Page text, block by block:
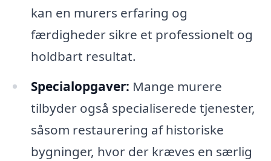
kan en murers erfaring og
færdigheder sikre et professionelt og
holdbart resultat.
Specialopgaver: Mange murere
tilbyder også specialiserede tjenester,
såsom restaurering af historiske
bygninger, hvor der kræves en særlig